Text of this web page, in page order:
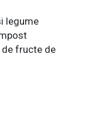
legume
de fructe de